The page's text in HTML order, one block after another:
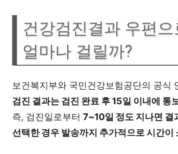
건강검진결과 우편으
얼마나 걸릴까?
보건복지부와 국민건강보험공단의 공식
검진 결과는 검진 완료 후 15일 이내에 통
즉, 검진일로부터 7~10일 정도 지나면 결
선택한 경우 발송까지 추가적으로 시간이